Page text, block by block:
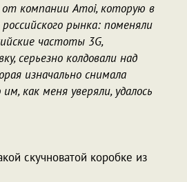
компании Amoi, которую в
рынка: поменяли
частоты 3G,
серьезно колдовали над
изначально снимала
как меня уверяли, удалось
скучноватой коробке из